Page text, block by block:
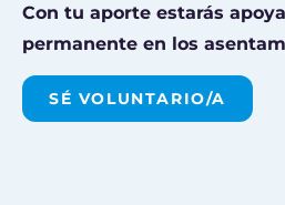
Con tu aporte estarás
permanente en los
SÉ VOLUNTARIO/A